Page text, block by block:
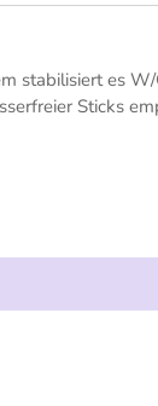
stabilisiert es
Sticks